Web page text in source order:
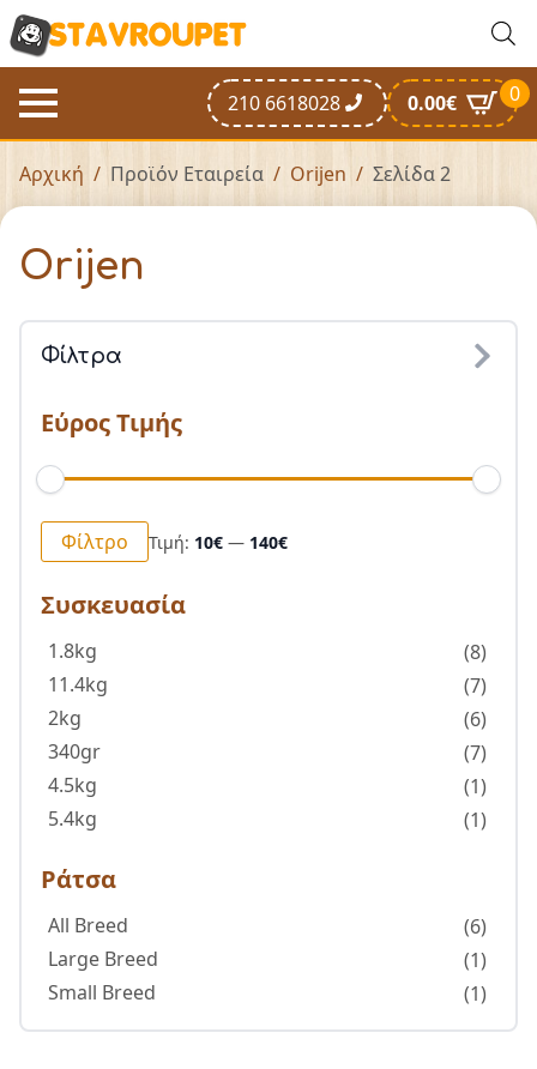
210 6618028 0.00€ 0
Αρχική Προϊόν Εταιρεία Orijen Σελίδα 2
Orijen
Φίλτρα
Εύρος Τιμής
Ελάχιστη
τιμή
Μέγιστη
τιμή
Φίλτρο Τιμή: 10€ — 140€
Συσκευασία
1.8kg
(8)
11.4kg
(7)
2kg
(6)
340gr
(7)
4.5kg
(1)
5.4kg
(1)
Ράτσα
All Breed
(6)
Large Breed
(1)
Small Breed
(1)